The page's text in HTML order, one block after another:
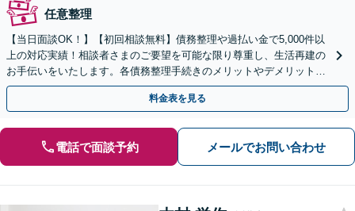
任意整理
【当日面談OK！】【初回相談無料】債務整理や過払い金で5,000件以
上の対応実績！相談者さまのご要望を可能な限り尊重し、生活再建の
お手伝いをいたします。各債務整理手続きのメリットやデメリットを
親身にわかりやすく説明します【北浜駅3分】
料金表を見る
電話で面談予約 メールでお問い合わせ